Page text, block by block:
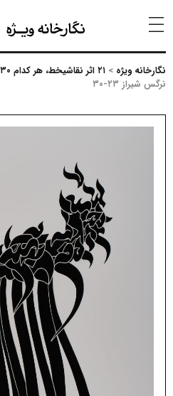
نگارخانه ویژه > ۲۱ اثر نقاشیخط، هر کدام ۳۰ نسخه
نرگس شیراز ۲۳-۳۰